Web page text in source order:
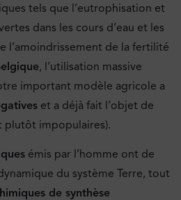
tels que l’eutrophisation et
dans les cours d’eau et les
l’amoindrissement de la fertilité
, l’utilisation massive
important modèle agricole a
et a déjà fait l’objet de
plutôt impopulaires).
émis par l’homme ont de
du système Terre, tout
de synthèse